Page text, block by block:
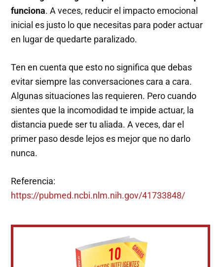
funciona. A veces, reducir el impacto emocional
inicial es justo lo que necesitas para poder actuar
en lugar de quedarte paralizado.
Ten en cuenta que esto no significa que debas
evitar siempre las conversaciones cara a cara.
Algunas situaciones las requieren. Pero cuando
sientes que la incomodidad te impide actuar, la
distancia puede ser tu aliada. A veces, dar el
primer paso desde lejos es mejor que no darlo
nunca.
Referencia:
https://pubmed.ncbi.nlm.nih.gov/41733848/